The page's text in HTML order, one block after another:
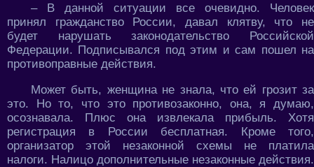
– В данной ситуации все очевидно. Человек
принял гражданство России, давал клятву, что не
будет нарушать законодательство Российской
Федерации. Подписывался под этим и сам пошел на
противоправные действия.
Может быть, женщина не знала, что ей грозит за
это. Но то, что это противозаконно, она, я думаю,
осознавала. Плюс она извлекала прибыль. Хотя
регистрация в России бесплатная. Кроме того,
организатор этой незаконной схемы не платила
налоги. Налицо дополнительные незаконные действия.